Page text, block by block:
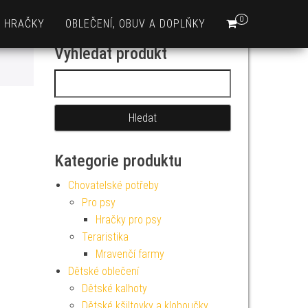
0
HRAČKY OBLEČENÍ, OBUV A DOPLŇKY
Vyhledat produkt
Kategorie produktu
Chovatelské potřeby
Pro psy
Hračky pro psy
Teraristika
Mravenčí farmy
Dětské oblečení
Dětské kalhoty